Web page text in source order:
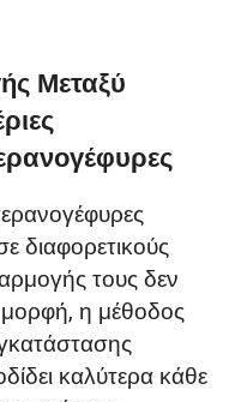
Μεταξύ
διαφορετικούς
τους δεν
μορφή, η μέθοδος
καλύτερα κάθε